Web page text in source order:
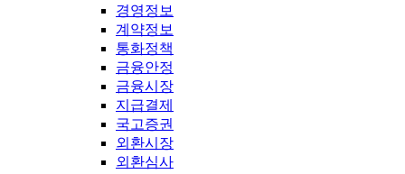
경영정보
계약정보
통화정책
금융안정
금융시장
지급결제
국고증권
외환시장
외환심사